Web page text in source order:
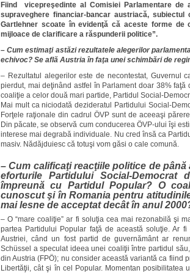
Fiind vicepreşedinte al Comisiei Parlamentare
supraveghere financiar-bancar austriacă,
Gartlehner scoate în evidenţă că aceste forme de
mijloace de clarificare a răspunderii politice”.
– Cum estimaţi astăzi rezultatele alegerilor
echivoc? Se află Austria în faţa unei schimbări de
– Rezultatul alegerilor este de necontestat, Guvernul
pierdut, mai deţinând astfel în Parlament doar 38%
coaliţie a celor două mari partide, Partidul Social-
Mai mult ca niciodată dezideratul Partidului Social-
Forţele raţionale din cadrul ÖVP sunt de aceeaşi
Din păcate, se observă cum conducerea ÖVP-ului îşi
interese mai degrabă individuale. Nu cred însă ca
masiv. Nădăjduiesc că totuşi vom găsi o cale comună.
– Cum calificaţi reacţiile politice de
eforturile Partidului Social-
împreună cu Partidul Popular? O
cunoscut şi în Romania pentru
mai lesne de acceptat decât în anul
– O “mare coaliţie” ar fi soluţia cea mai rezonabilă şi
partea Partidului Popular faţă de această soluţie. Ar
Austriei, când un fost partid de guvernământ ar
Schüssel a speculat ideea unei coaliţii între partidul
din Austria (FPÖ); nu consider această variantă ca fiind
Libertăţii, cât şi în cel Popular. Momentan